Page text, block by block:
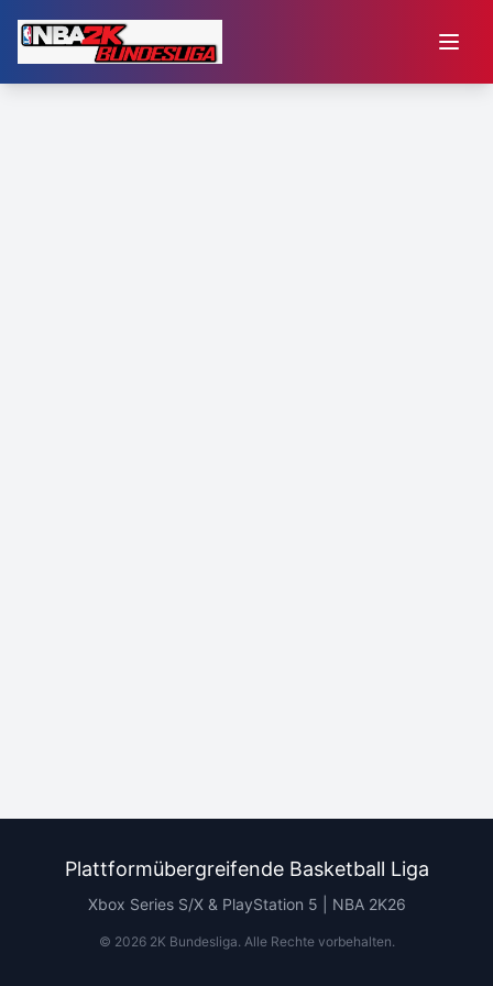
Plattformübergreifende Basketball Liga
Xbox Series S/X & PlayStation 5 | NBA 2K26
© 20262K Bundesliga. Alle Rechte vorbehalten.